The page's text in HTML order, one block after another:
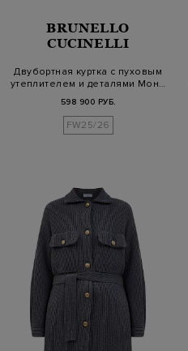
BRUNELLO
CUCINELLI
Двубортная куртка с пуховым
утеплителем и деталями Мон…
598 900 РУБ.
FW25/26